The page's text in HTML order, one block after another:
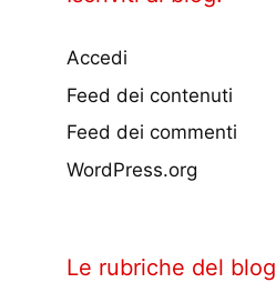
Accedi
Feed dei contenuti
Feed dei commenti
WordPress.org
Le rubriche del blog